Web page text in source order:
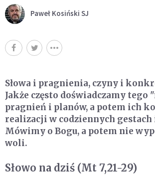
Paweł Kosiński SJ
Słowa i pragnienia, czyny i
Jakże często doświadczamy tego
pragnień i planów, a potem ich
realizacji w codziennych gestach
Mówimy o Bogu, a potem nie
woli.
Słowo na dziś (Mt 7,21-29)